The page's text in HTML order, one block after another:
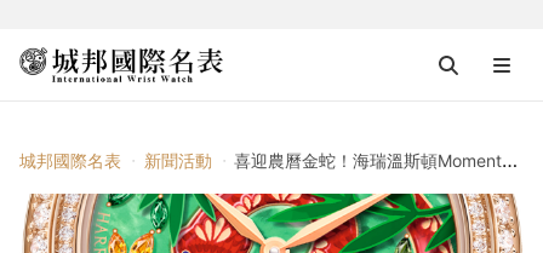
城邦國際名表 新聞活動 喜迎農曆金蛇！海瑞溫斯頓Moments系列2025蛇年限定腕錶